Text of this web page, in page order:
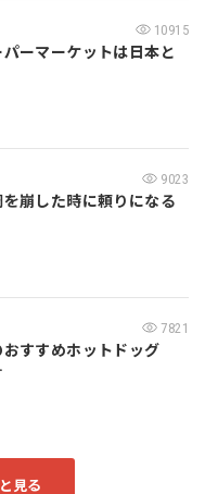
10915
ーマーケットは日本と
9023
崩した時に頼りになる
7821
すすめホットドッグ
見る